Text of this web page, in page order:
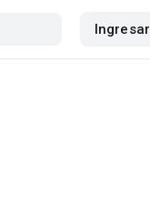
Ingresar